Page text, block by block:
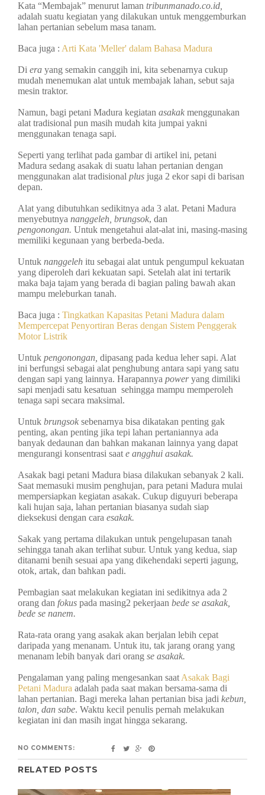
Kata “Membajak” menurut laman tribunmanado.co.id,
adalah suatu kegiatan yang dilakukan untuk menggemburkan
lahan pertanian sebelum masa tanam.
Baca juga : Arti Kata 'Meller' dalam Bahasa Madura
Di era yang semakin canggih ini, kita sebenarnya cukup
mudah menemukan alat untuk membajak lahan, sebut saja
mesin traktor.
Namun, bagi petani Madura kegiatan asakak menggunakan
alat tradisional pun masih mudah kita jumpai yakni
menggunakan tenaga sapi.
Seperti yang terlihat pada gambar di artikel ini, petani
Madura sedang asakak di suatu lahan pertanian dengan
menggunakan alat tradisional plus juga 2 ekor sapi di barisan
depan.
Alat yang dibutuhkan sedikitnya ada 3 alat. Petani Madura
menyebutnya nanggeleh, brungsok, dan
pengonongan. Untuk mengetahui alat-alat ini, masing-masing
memiliki kegunaan yang berbeda-beda.
Untuk nanggeleh itu sebagai alat untuk pengumpul kekuatan
yang diperoleh dari kekuatan sapi. Setelah alat ini tertarik
maka baja tajam yang berada di bagian paling bawah akan
mampu meleburkan tanah.
Baca juga : Tingkatkan Kapasitas Petani Madura dalam
Mempercepat Penyortiran Beras dengan Sistem Penggerak
Motor Listrik
Untuk pengonongan, dipasang pada kedua leher sapi. Alat
ini berfungsi sebagai alat penghubung antara sapi yang satu
dengan sapi yang lainnya. Harapannya poweryang dimiliki
sapi menjadi satu kesatuan sehingga mampu memperoleh
tenaga sapi secara maksimal.
Untuk brungsok sebenarnya bisa dikatakan penting gak
penting, akan penting jika tepi lahan pertaniannya ada
banyak dedaunan dan bahkan makanan lainnya yang dapat
mengurangi konsentrasi saat e angghui asakak.
Asakak bagi petani Madura biasa dilakukan sebanyak 2 kali.
Saat memasuki musim penghujan, para petani Madura mulai
mempersiapkan kegiatan asakak. Cukup diguyuri beberapa
kali hujan saja, lahan pertanian biasanya sudah siap
dieksekusi dengan cara esakak.
Sakak yang pertama dilakukan untuk pengelupasan tanah
sehingga tanah akan terlihat subur. Untuk yang kedua, siap
ditanami benih sesuai apa yang dikehendaki seperti jagung,
otok, artak, dan bahkan padi.
Pembagian saat melakukan kegiatan ini sedikitnya ada 2
orang dan fokus pada masing2 pekerjaan bede se asakak,
bede se nanem.
Rata-rata orang yang asakak akan berjalan lebih cepat
daripada yang menanam. Untuk itu, tak jarang orang yang
menanam lebih banyak dari orang se asakak.
Pengalaman yang paling mengesankan saat Asakak Bagi
Petani Madura adalah pada saat makan bersama-sama di
lahan pertanian. Bagi mereka lahan pertanian bisa jadi kebun,
talon, dan sabe. Waktu kecil penulis pernah melakukan
kegiatan ini dan masih ingat hingga sekarang.
NO COMMENTS:
RELATED POSTS